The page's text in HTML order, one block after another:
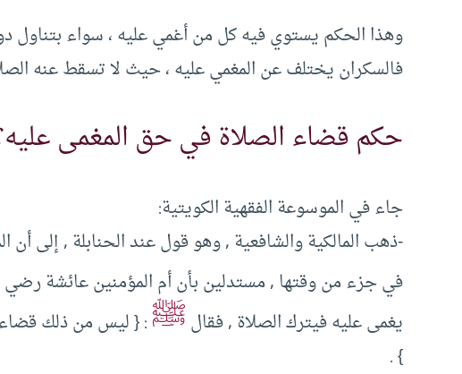
وهذا الحكم يستوي فيه كل من أغمي عليه ، سواء بتناول
فالسكران يختلف عن المغمي عليه ، حيث لا تسقط عنه
حكم قضاء الصلاة في حق المغمى
جاء في الموسوعة الفقهية الكويتية:
-ذهب المالكية والشافعية , وهو قول عند الحنابلة , إلى أن
في جزء من وقتها , مستدلين بأن أم المؤمنين عائشة رضي
يغمى عليه فيترك الصلاة , فقالﷺ: { ليس من ذلك قضاء
} .